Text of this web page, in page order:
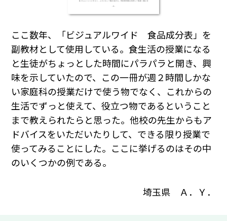
ここ数年、「ビジュアルワイド 食品成分表」を
副教材として使用している。食生活の授業になる
と生徒がちょっとした時間にパラパラと開き、興
味を示していたので、この一冊が週２時間しかな
い家庭科の授業だけで使う物でなく、これからの
生活でずっと使えて、役立つ物であるということ
まで教えられたらと思った。他校の先生からもア
ドバイスをいただいたりして、できる限り授業で
使ってみることにした。ここに挙げるのはその中
のいくつかの例である。
埼玉県 Ａ．Ｙ．